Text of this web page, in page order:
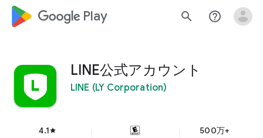
google_logo Play search help_outline
LINE公式アカウント
LINE (LY Corporation)
4.1star 500万+